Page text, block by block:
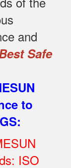
and
Safe
to
:
ISO